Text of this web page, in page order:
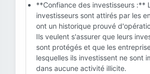
**Confiance des investisseurs :**
investisseurs sont attirés par les
ont un historique prouvé
Ils veulent s'assurer que leurs
sont protégés et que les
lesquelles ils investissent ne sont
dans aucune activité illicite.